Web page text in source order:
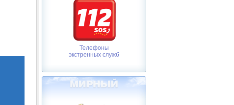
Телефоны
экстренных служб